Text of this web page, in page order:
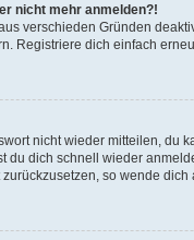
nicht mehr anmelden?!
verschieden Gründen
Registriere dich einfach
nicht wieder mitteilen, du
du dich schnell wieder
so wende dich